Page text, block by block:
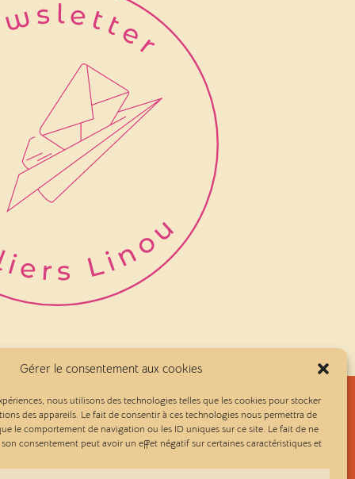
Gérer le consentement aux cookies
nous utilisons des technologies telles que les cookies pour stocker
des appareils. Le fait de consentir à ces technologies nous permettra de
le comportement de navigation ou les ID uniques sur ce site. Le fait de ne
consentement peut avoir un effet négatif sur certaines caractéristiques et
FacebookInstagram